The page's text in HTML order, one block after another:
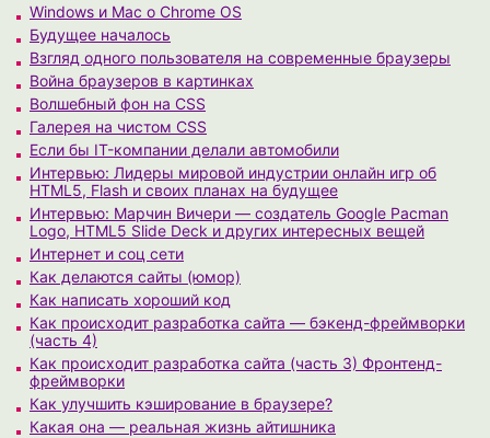
Windows и Mac о Chrome OS
Будущее началось
Взгляд одного пользователя на современные браузеры
Война браузеров в картинках
Волшебный фон на CSS
Галерея на чистом CSS
Если бы IT-компании делали автомобили
Интервью: Лидеры мировой индустрии онлайн игр об
HTML5, Flash и своих планах на будущее
Интервью: Марчин Вичери — создатель Google Pacman
Logo, HTML5 Slide Deck и других интересных вещей
Интернет и соц сети
Как делаются сайты (юмор)
Как написать хороший код
Как происходит разработка сайта — бэкенд-фреймворки
(часть 4)
Как происходит разработка сайта (часть 3) Фронтенд-
фреймворки
Как улучшить кэширование в браузере?
Какая она — реальная жизнь айтишника